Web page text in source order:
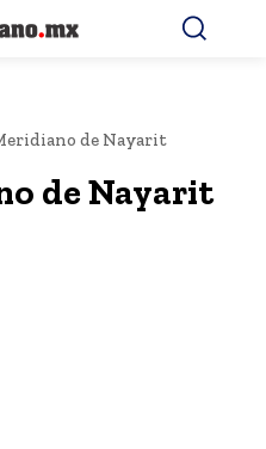
de Nayarit
de Nayarit